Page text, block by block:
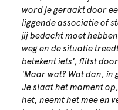
word je geraakt door
liggende associatie of
jij bedacht moet
weg en de situatie
betekent iets', flitst
'Maar wat? Wat dan, in
Je slaat het moment
het, neemt het mee en